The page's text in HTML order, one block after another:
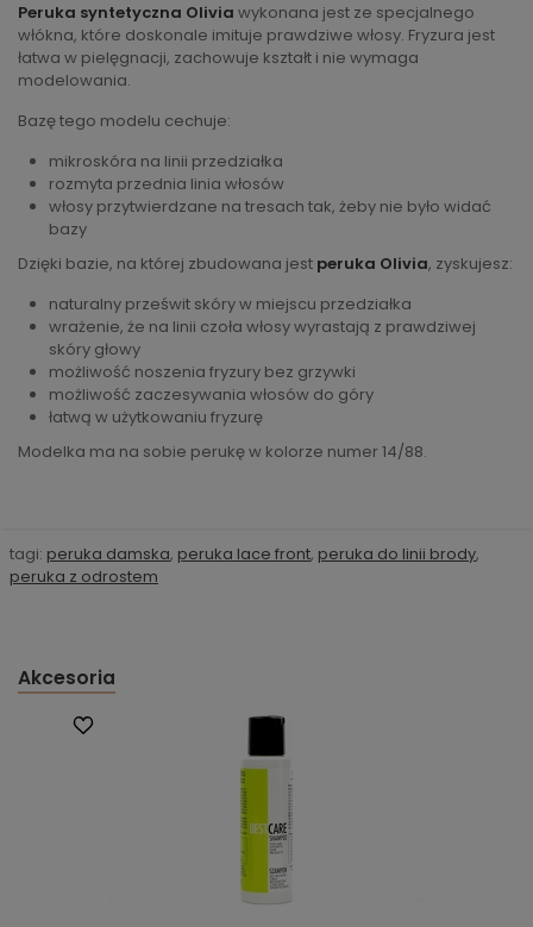
Peruka syntetyczna Olivia wykonana jest ze specjalnego
włókna, które doskonale imituje prawdziwe włosy. Fryzura jest
łatwa w pielęgnacji, zachowuje kształt i nie wymaga
modelowania.
Bazę tego modelu cechuje:
mikroskóra na linii przedziałka
rozmyta przednia linia włosów
włosy przytwierdzane na tresach tak, żeby nie było widać
bazy
Dzięki bazie, na której zbudowana jest peruka Olivia, zyskujesz:
naturalny prześwit skóry w miejscu przedziałka
wrażenie, że na linii czoła włosy wyrastają z prawdziwej
skóry głowy
możliwość noszenia fryzury bez grzywki
możliwość zaczesywania włosów do góry
łatwą w użytkowaniu fryzurę
Modelka ma na sobie perukę w kolorze numer 14/88.
tagi: peruka damska, peruka lace front, peruka do linii brody,
peruka z odrostem
Akcesoria